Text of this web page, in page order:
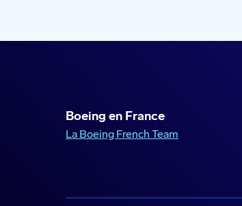
Boeing en France
La Boeing French Team